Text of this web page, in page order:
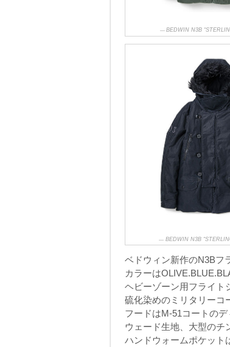
BEDWIN N3B
BEDWIN N3B
ベドウィン新作のN3Bフ
カラーは
ヘビーゾーン用フライト
硫化染めのミリタリーコ
フードはM-51コートの
ウェード生地、大型のチ
ハンドウォームポケット